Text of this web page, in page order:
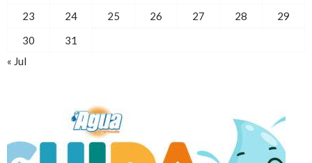
23
24 25 26 27 28
29
30
31
« Jul